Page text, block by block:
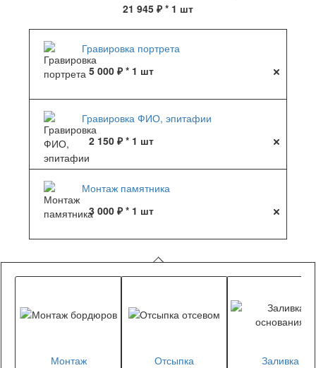
21 945 ₽* 1 шт
Гравировка портрета
5 000 ₽ * 1 шт
Гравировка ФИО, эпитафии
2 150 ₽ * 1 шт
Монтаж памятника
3 000 ₽ * 1 шт
Монтаж Отсыпка Заливка